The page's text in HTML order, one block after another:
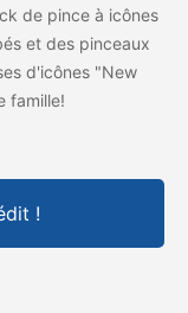
de pince à icônes
et des pinceaux
d'icônes "New
famille!
!